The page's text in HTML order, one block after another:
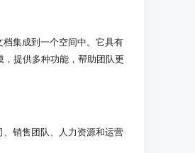
集成到一个空间中。它具有
提供多种功能，帮助团队更
销售团队、人力资源和运营